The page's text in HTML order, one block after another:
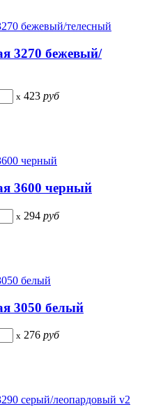
3270 бежевый/
x 423 руб
3600 черный
x 294 руб
3050 белый
x 276 руб